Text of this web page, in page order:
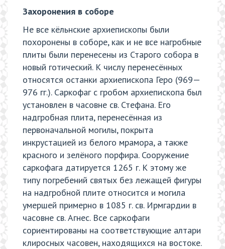
Захоронения в соборе
Не все кёльнские архиепископы были
похоронены в соборе, как и не все нагробные
плиты были перенесены из Старого собора в
новый готический. К числу перенесённых
относятся останки архиепископа Геро (969—
976 гг.). Саркофаг с гробом архиепископа был
установлен в часовне св. Стефана. Его
надгробная плита, перенесённая из
первоначальной могилы, покрыта
инкрустацией из белого мрамора, а также
красного и зелёного порфира. Сооружение
саркофага датируется 1265 г. К этому же
типу погребений святых без лежащей фигуры
на надгробной плите относится и могила
умершей примерно в 1085 г. св. Ирмгардии в
часовне св. Агнес. Все саркофаги
сориентированы на соответствующие алтари
клиросных часовен, находящихся на востоке.